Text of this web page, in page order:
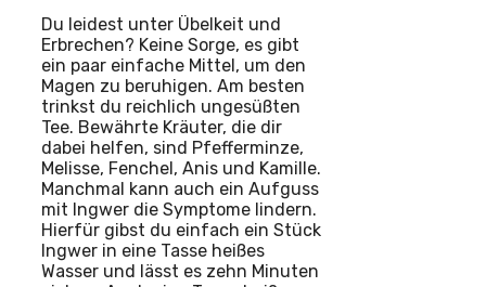
Du leidest unter Übelkeit und
Erbrechen? Keine Sorge, es gibt
ein paar einfache Mittel, um den
Magen zu beruhigen. Am besten
trinkst du reichlich ungesüßten
Tee. Bewährte Kräuter, die dir
dabei helfen, sind Pfefferminze,
Melisse, Fenchel, Anis und Kamille.
Manchmal kann auch ein Aufguss
mit Ingwer die Symptome lindern.
Hierfür gibst du einfach ein Stück
Ingwer in eine Tasse heißes
Wasser und lässt es zehn Minuten